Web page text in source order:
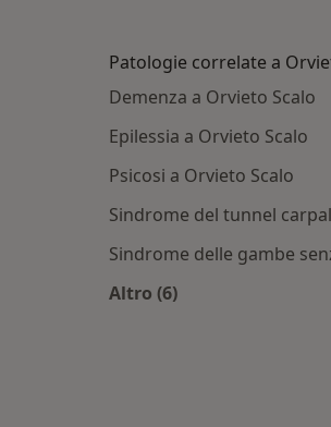
Patologie correlate a
Demenza a Orvieto Scalo
Epilessia a Orvieto Scalo
Psicosi a Orvieto Scalo
Sindrome del tunnel
Sindrome delle gambe
Altro (6)